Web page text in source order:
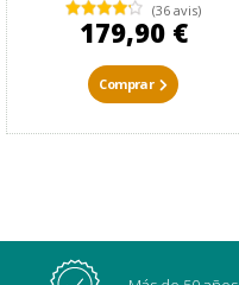
(36 avis)
179,90 €
Comprar